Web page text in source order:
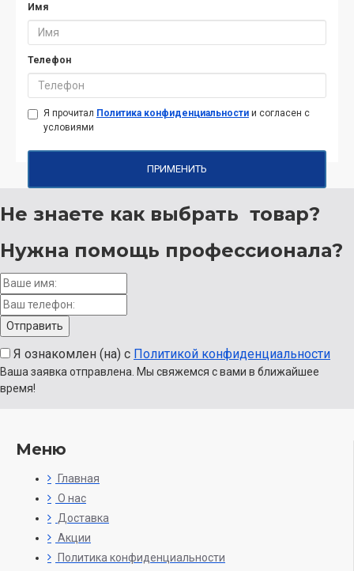
Имя
Телефон
Я прочитал Политика конфиденциальности и согласен с
условиями
ПРИМЕНИТЬ
Не знаете как выбрать товар?
Нужна помощь профессионала?
Я ознакомлен (на) с Политикой конфиденциальности
Ваша заявка отправлена. Мы свяжемся с вами в ближайшее
время!
Меню
Главная
О нас
Доставка
Акции
Политика конфиденциальности